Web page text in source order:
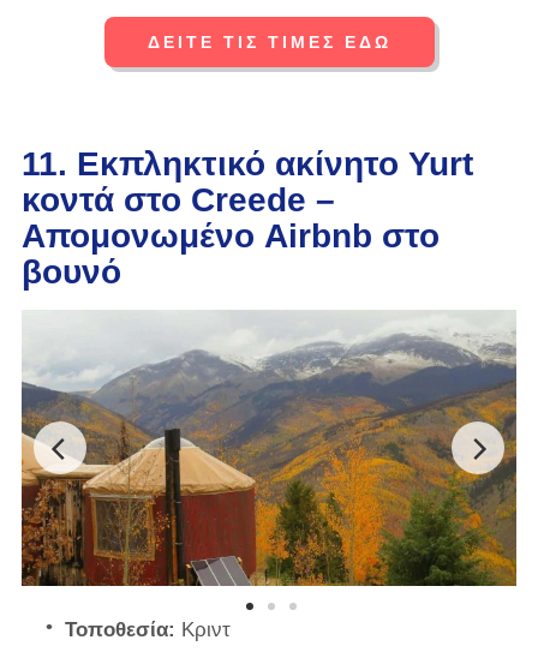
ΔΕΙΤΕ ΤΙΣ ΤΙΜΕΣ ΕΔΩ
11. Εκπληκτικό ακίνητο Yurt
κοντά στο Creede –
Απομονωμένο Airbnb στο
βουνό
Τοποθεσία: Κριντ